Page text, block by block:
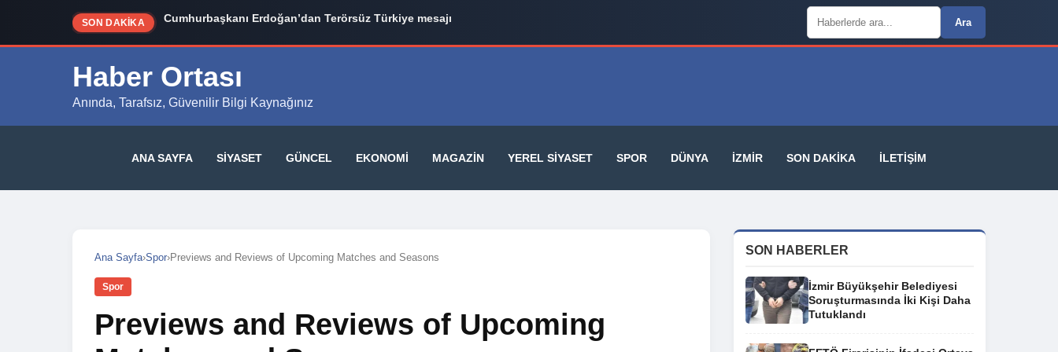
SON DAKİKA İzmir Siyasetinde Bomba İddia: Cemil Tugay 3 Belediye Başkanıyla AK Parti Yolunda Arama:
Ara
Haber Ortası
Anında, Tarafsız, Güvenilir Bilgi Kaynağınız
ANA SAYFA SIYASET GÜNCEL EKONOMI MAGAZIN YEREL SIYASET SPOR DÜNYA İZMIR SON DAKIKA İLETIŞIM
Ana Sayfa›Spor›Previews and Reviews of Upcoming Matches and Seasons
Spor
Previews and Reviews of Upcoming
SON HABERLER
İzmir Büyükşehir Belediyesi
Soruşturmasında İki Kişi Daha
Tutuklandı